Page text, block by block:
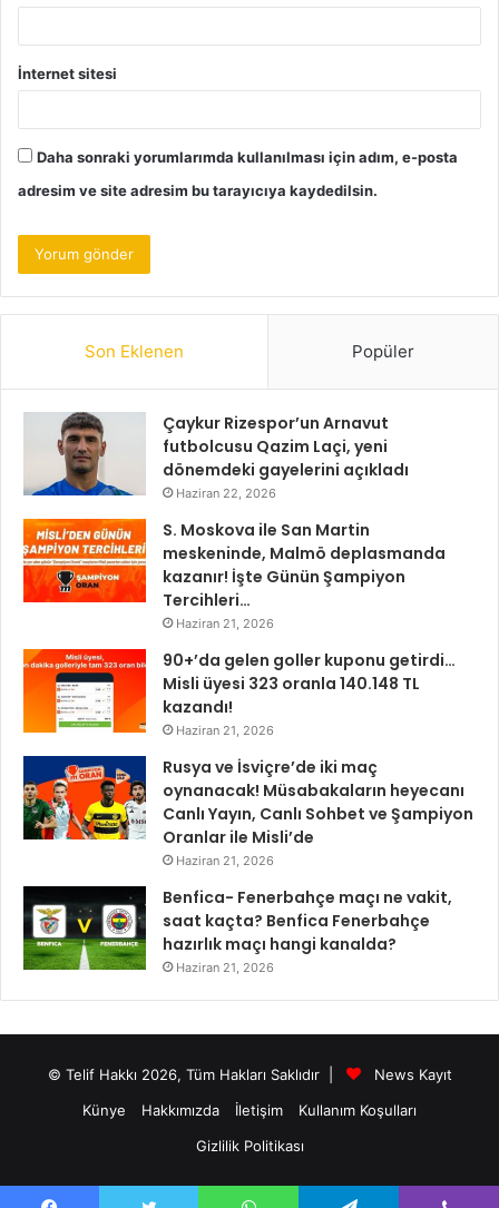
İnternet sitesi
Daha sonraki yorumlarımda kullanılması için adım, e-posta
adresim ve site adresim bu tarayıcıya kaydedilsin.
Son Eklenen Popüler
Çaykur Rizespor’un Arnavut
futbolcusu Qazim Laçi, yeni
dönemdeki gayelerini açıkladı
Haziran 22, 2026
S. Moskova ile San Martin
meskeninde, Malmö deplasmanda
kazanır! İşte Günün Şampiyon
Tercihleri…
Haziran 21, 2026
90+’da gelen goller kuponu getirdi…
Misli üyesi 323 oranla 140.148 TL
kazandı!
Haziran 21, 2026
Rusya ve İsviçre’de iki maç
oynanacak! Müsabakaların heyecanı
Canlı Yayın, Canlı Sohbet ve Şampiyon
Oranlar ile Misli’de
Haziran 21, 2026
Benfica- Fenerbahçe maçı ne vakit,
saat kaçta? Benfica Fenerbahçe
hazırlık maçı hangi kanalda?
Haziran 21, 2026
© Telif Hakkı 2026, Tüm Hakları Saklıdır |
News Kayıt
Künye
Hakkımızda İletişim
Kullanım Koşulları
Gizlilik Politikası